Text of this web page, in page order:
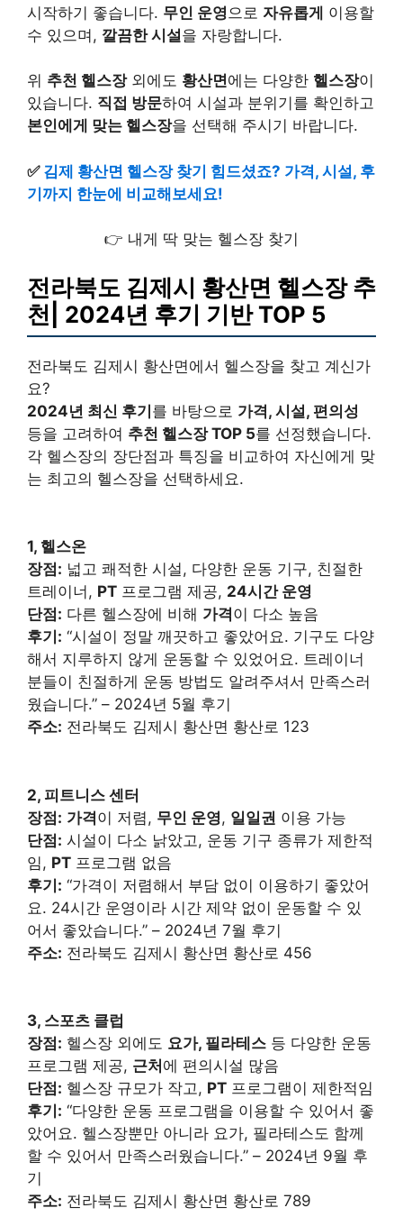
시작하기 좋습니다. 무인 운영 으로 자유롭게 이용할
수 있으며, 깔끔한 시설을 자랑합니다.
위 추천 헬스장외에도 황산면에는 다양한 헬스장이
있습니다. 직접 방문하여 시설과 분위기를 확인하고
본인에게 맞는 헬스장을 선택해 주시기 바랍니다.
✅ 김제 황산면 헬스장 찾기 힘드셨죠? 가격, 시설, 후
기까지 한눈에 비교해보세요!
👉 내게 딱 맞는 헬스장 찾기
전라북도 김제시 황산면 헬스장 추
천| 2024년 후기 기반 TOP 5
전라북도 김제시 황산면에서 헬스장을 찾고 계신가
요?
2024년 최신 후기를 바탕으로 가격, 시설, 편의성
등을 고려하여 추천 헬스장 TOP 5를 선정했습니다.
각 헬스장의 장단점과 특징을 비교하여 자신에게 맞
는 최고의 헬스장을 선택하세요.
1, 헬스온
장점: 넓고 쾌적한 시설, 다양한 운동 기구, 친절한
트레이너, PT 프로그램 제공, 24시간 운영
단점: 다른 헬스장에 비해 가격이 다소 높음
후기: “시설이 정말 깨끗하고 좋았어요. 기구도 다양
해서 지루하지 않게 운동할 수 있었어요. 트레이너
분들이 친절하게 운동 방법도 알려주셔서 만족스러
웠습니다.” – 2024년 5월 후기
주소: 전라북도 김제시 황산면 황산로 123
2, 피트니스 센터
장점: 가격이 저렴, 무인 운영, 일일권 이용 가능
단점: 시설이 다소 낡았고, 운동 기구 종류가 제한적
임, PT 프로그램 없음
후기: “가격이 저렴해서 부담 없이 이용하기 좋았어
요. 24시간 운영이라 시간 제약 없이 운동할 수 있
어서 좋았습니다.” – 2024년 7월 후기
주소: 전라북도 김제시 황산면 황산로 456
3, 스포츠 클럽
장점: 헬스장 외에도 요가, 필라테스 등 다양한 운동
프로그램 제공, 근처 에 편의시설 많음
단점: 헬스장 규모가 작고, PT 프로그램이 제한적임
후기: “다양한 운동 프로그램을 이용할 수 있어서 좋
았어요. 헬스장뿐만 아니라 요가, 필라테스도 함께
할 수 있어서 만족스러웠습니다.” – 2024년 9월 후
기
주소: 전라북도 김제시 황산면 황산로 789